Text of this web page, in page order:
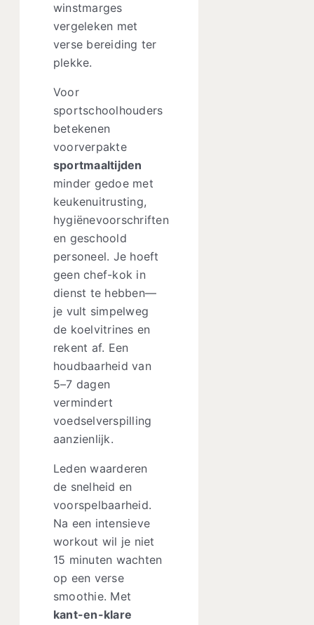
winstmarges
vergeleken met
verse bereiding ter
plekke.
Voor
sportschoolhouders
betekenen
voorverpakte
sportmaaltijden
minder gedoe met
keukenuitrusting,
hygiënevoorschriften
en geschoold
personeel. Je hoeft
geen chef-kok in
dienst te hebben—
je vult simpelweg
de koelvitrines en
rekent af. Een
houdbaarheid van
5–7 dagen
vermindert
voedselverspilling
aanzienlijk.
Leden waarderen
de snelheid en
voorspelbaarheid.
Na een intensieve
workout wil je niet
15 minuten wachten
op een verse
smoothie. Met
kant-en-klare